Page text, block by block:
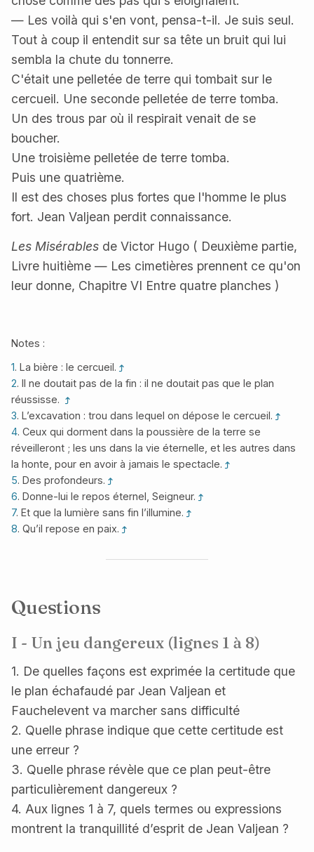
— Les voilà qui s'en vont, pensa-t-il. Je suis seul.
Tout à coup il entendit sur sa tête un bruit qui lui
sembla la chute du tonnerre.
C'était une pelletée de terre qui tombait sur le
cercueil. Une seconde pelletée de terre tomba.
Un des trous par où il respirait venait de se
boucher.
Une troisième pelletée de terre tomba.
Puis une quatrième.
Il est des choses plus fortes que l'homme le plus
fort. Jean Valjean perdit connaissance.
Les Misérables de Victor Hugo ( Deuxième partie,
Livre huitième — Les cimetières prennent ce qu'on
leur donne, Chapitre VI Entre quatre planches )
Notes :
1. La bière : le cercueil.
2. Il ne doutait pas de la fin : il ne doutait pas que le plan
réussisse.
3. L’excavation : trou dans lequel on dépose le cercueil.
4. Ceux qui dorment dans la poussière de la terre se
réveilleront ; les uns dans la vie éternelle, et les autres dans
la honte, pour en avoir à jamais le spectacle.
5. Des profondeurs.
6. Donne-lui le repos éternel, Seigneur.
7. Et que la lumière sans fin l’illumine.
8. Qu’il repose en paix.
Questions
I - Un jeu dangereux (lignes 1 à 8)
1. De quelles façons est exprimée la certitude que
le plan échafaudé par Jean Valjean et
Fauchelevent va marcher sans difficulté
2. Quelle phrase indique que cette certitude est
une erreur ?
3. Quelle phrase révèle que ce plan peut-être
particulièrement dangereux ?
4. Aux lignes 1 à 7, quels termes ou expressions
montrent la tranquillité d’esprit de Jean Valjean ?